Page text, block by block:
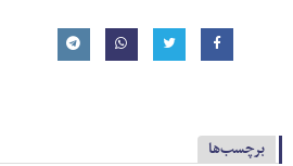
برچسب‌ها